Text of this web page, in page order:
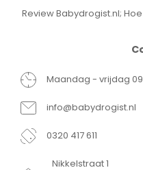
Review Babydrogist.nl;
Maandag - vrijdag
info@babydrogist.nl
0320 417 611
Nikkelstraat 1